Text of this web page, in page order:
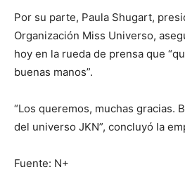
Por su parte, Paula Shugart,
Organización Miss Universo,
hoy en la rueda de prensa que
buenas manos”.
“Los queremos, muchas gracias.
del universo JKN”, concluyó la
Fuente: N+